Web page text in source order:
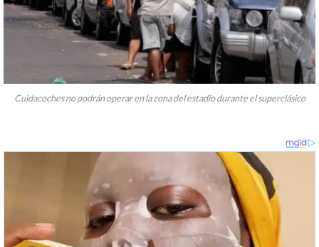
Cuidacoches no podrán operar en la zona del estadio durante el superclásico